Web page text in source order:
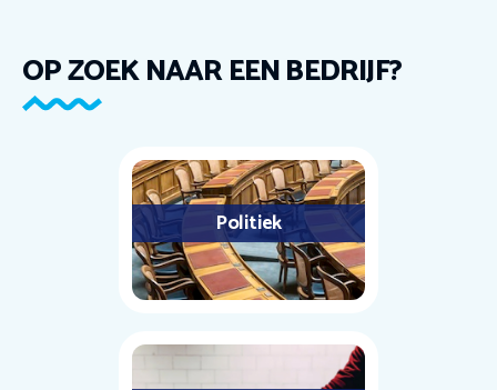
OP ZOEK NAAR EEN BEDRIJF?
Politiek